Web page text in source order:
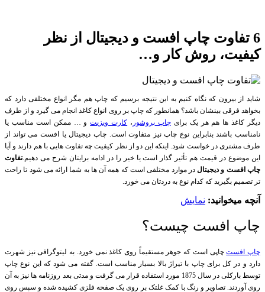
6 تفاوت چاپ افست و دیجیتال از نظر
کیفیت، روش کار و…
شاید از بیرون که نگاه کنیم به این نتیجه برسیم که چاپ هم مگر انواع مختلفی دارد که
بخواهد فرقی بینشان باشد؟ همانطور که چاپ بر روی انواع کاغذ انجام می گیرد و از طرف
دیگر کاغذ ها هم هر یک برایچاپ بروشور ، کارت ویزیتو … ممکن است مناسب یا
نامناسب باشند بنابراین نوع چاپ نیز متفاوت است. چاپ دیجیتال یا افست می تواند از
طرف مشتری در خواست شود. اینکه این دو از نظر کیفیت چه تفاوت هایی با هم دارند و آیا
این موضوع در قیمت هم تأثیر گذار است یا خیر را در ادامه برایتان شرح می دهیم.تفاوت
چاپ افست و دیجیتالدر موارد مختلفی است که همه آن ها به شما ارائه می شود تا راحت
تر تصمیم بگیرید که کدام نوع به دردتان می خورد.
آنچه میخوانید: نمایش
چاپ افست چیست؟
چاپ افستچاپی است که جوهر مستقیماً روی کاغذ نمی خورد. به لیتوگرافی نیز شهرت
دارد و در کل برای چاپ با تیراژ بالا بسیار مناسب است. گفته می شود که این نوع چاپ
توسط بارکلی در سال 1875 مورد استفاده قرار می گرفت و مدتی بعد روزنامه ها نیز به آن
روی آوردند. تصاویر و رنگ با کمک غلتک بر روی یک صفحه فلزی کشیده شده و سپس روی